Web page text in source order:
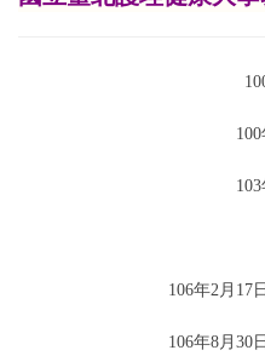
106年2月17
106年8月30